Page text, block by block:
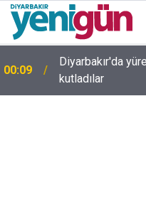
00:09
Diyarbakır'da
kutladılar
23:36
Diyarbakır'da